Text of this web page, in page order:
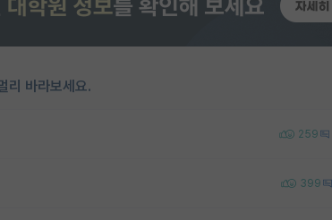
리 바라보세요.
259
399